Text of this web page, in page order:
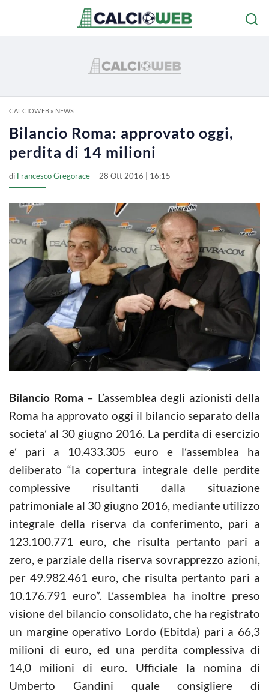
CALCIOWEB» NEWS
Bilancio Roma: approvato oggi,
perdita di 14 milioni
di Francesco Gregorace 28 Ott 2016 | 16:15
Bilancio Roma – L’assemblea degli azionisti della
Roma ha approvato oggi il bilancio separato della
societa’ al 30 giugno 2016. La perdita di esercizio
e’ pari a 10.433.305 euro e l’assemblea ha
deliberato “la copertura integrale delle perdite
complessive risultanti dalla situazione
patrimoniale al 30 giugno 2016, mediante utilizzo
integrale della riserva da conferimento, pari a
123.100.771 euro, che risulta pertanto pari a
zero, e parziale della riserva sovrapprezzo azioni,
per 49.982.461 euro, che risulta pertanto pari a
10.176.791 euro”. L’assemblea ha inoltre preso
visione del bilancio consolidato, che ha registrato
un margine operativo Lordo (Ebitda) pari a 66,3
milioni di euro, ed una perdita complessiva di
14,0 milioni di euro. Ufficiale la nomina di
Umberto Gandini quale consigliere di